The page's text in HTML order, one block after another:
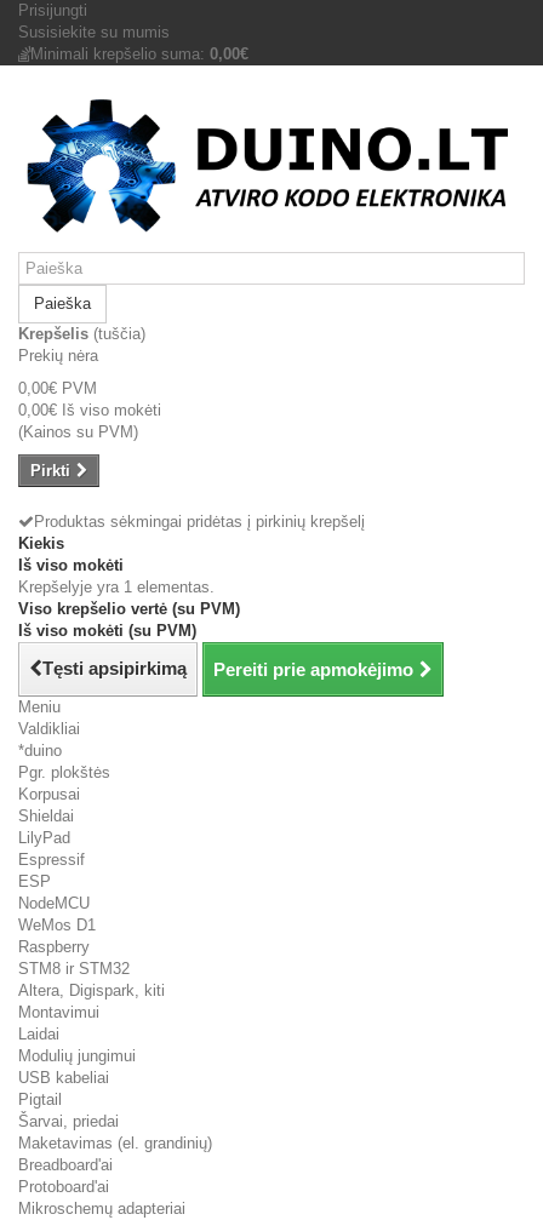
Prisijungti
Susisiekite su mumis
Minimali krepšelio suma: 0,00€
Paieška
Krepšelis (tuščia)
Prekių nėra
0,00€ PVM
0,00€ Iš viso mokėti
(Kainos su PVM)
Pirkti
Produktas sėkmingai pridėtas į pirkinių krepšelį
Kiekis
Iš viso mokėti
Krepšelyje yra 1 elementas.
Viso krepšelio vertė (su PVM)
Iš viso mokėti (su PVM)
Tęsti apsipirkimą Pereiti prie apmokėjimo
Meniu
Valdikliai
*duino
Pgr. plokštės
Korpusai
Shieldai
LilyPad
Espressif
ESP
NodeMCU
WeMos D1
Raspberry
STM8 ir STM32
Altera, Digispark, kiti
Montavimui
Laidai
Modulių jungimui
USB kabeliai
Pigtail
Šarvai, priedai
Maketavimas (el. grandinių)
Breadboard'ai
Protoboard'ai
Mikroschemų adapteriai